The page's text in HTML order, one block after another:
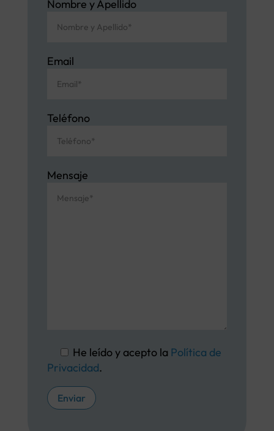
Nombre y Apellido
Email
Teléfono
Mensaje
He leído y acepto la Política de
Privacidad.
Enviar